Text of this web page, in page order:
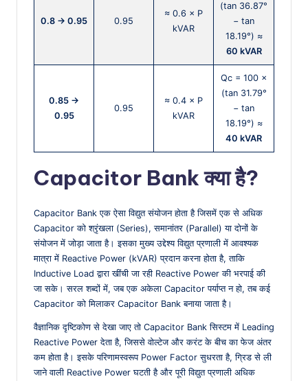
0.8 → 0.95 0.95
≈ 0.6 × P
kVAR
(tan 36.87°
− tan
18.19°) ≈
60 kVAR
0.85 →
0.95
0.95
≈ 0.4 × P
kVAR
Qc = 100 ×
(tan 31.79°
− tan
18.19°) ≈
40 kVAR
Capacitor Bank क्या है?
Capacitor Bank एक ऐसा विद्युत संयोजन होता है जिसमें एक से अधिक
Capacitor को श्रृंखला (Series), समानांतर (Parallel) या दोनों के
संयोजन में जोड़ा जाता है। इसका मुख्य उद्देश्य विद्युत प्रणाली में आवश्यक
मात्रा में Reactive Power (kVAR) प्रदान करना होता है, ताकि
Inductive Load द्वारा खींची जा रही Reactive Power की भरपाई की
जा सके। सरल शब्दों में, जब एक अकेला Capacitor पर्याप्त न हो, तब कई
Capacitor को मिलाकर Capacitor Bank बनाया जाता है।
वैज्ञानिक दृष्टिकोण से देखा जाए तो Capacitor Bank सिस्टम में Leading
Reactive Power देता है, जिससे वोल्टेज और करंट के बीच का फेज अंतर
कम होता है। इसके परिणामस्वरूप Power Factor सुधरता है, ग्रिड से ली
जाने वाली Reactive Power घटती है और पूरी विद्युत प्रणाली अधिक